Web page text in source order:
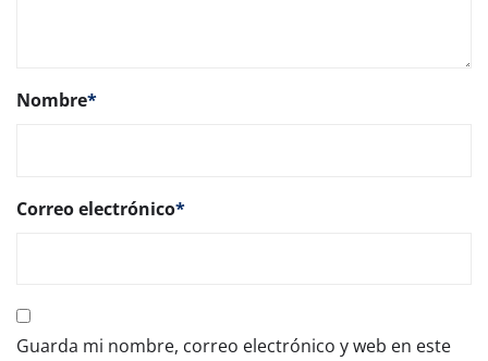
Nombre*
Correo electrónico*
Guarda mi nombre, correo electrónico y web en este